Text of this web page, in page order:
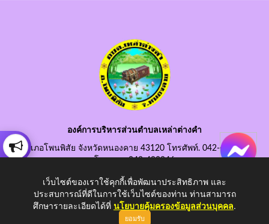
องค์การบริหารส่วนตำบลเหล่าต่างคำ
อำเภอโพนพิสัย จังหวัดหนองคาย 43120 โทรศัพท์. 042-490845
โทรสาร. 042-490846
อีเมลกลาง. saraban@laotangkham.go.th
เว็บไซต์ของเราใช้คุกกี้เพื่อพัฒนาประสิทธิภาพ และ
ประสบการณ์ที่ดีในการใช้เว็บไซต์ของท่าน ท่านสามารถ
ศึกษารายละเอียดได้ที่ นโยบายคุ้มครองข้อมูลส่วนบุคคล.
ยอมรับ